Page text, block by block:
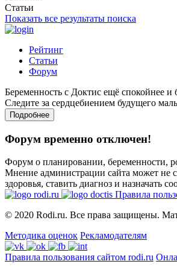
Статьи
Показать все результаты поиска
Рейтинг
Статьи
Форум
Беременность с Доктис ещё спокойнее и
Следите за сердцебиением будущего
Подробнее
Форум временно отключен!
Форум о планировании, беременности,
Мнение администрации сайта может не
здоровья, ставить диагноз и назначать
Правила
© 2020 Rodi.ru. Все права защищены.
Методика оценок Рекламодателям
Правила пользования сайтом rodi.ru